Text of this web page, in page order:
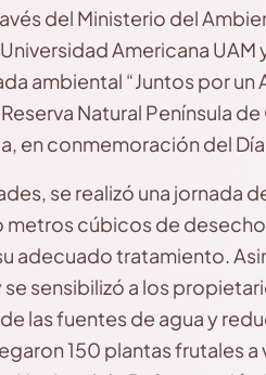
del Ministerio del
Americana
ambiental “Juntos por
Natural Península
en conmemoración del
se realizó una jornada
cúbicos de
adecuado tratamiento.
sensibilizó a los
las fuentes de agua y
150 plantas frutales